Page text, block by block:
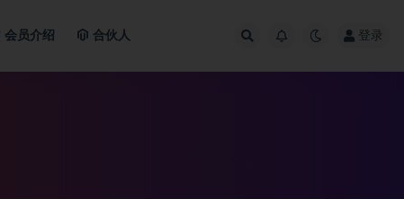
会员介绍 合伙人 登录